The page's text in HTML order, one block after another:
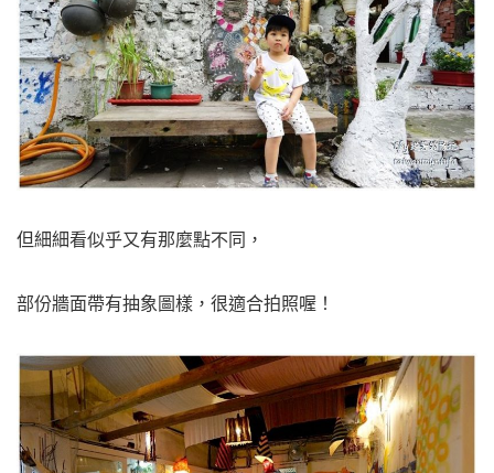
但細細看似乎又有那麼點不同，
部份牆面帶有抽象圖樣，很適合拍照喔！